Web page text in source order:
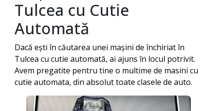
Tulcea cu Cutie
Automată
Dacă ești în căutarea unei mașini de închiriat în
Tulcea cu cutie automată, ai ajuns în locul potrivit.
Avem pregatite pentru tine o multime de masini cu
cutie automata, din absolut toate clasele de auto.